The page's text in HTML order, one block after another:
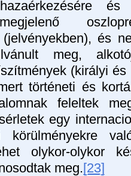
(jelvényekben), és
meg,
(királyi
történeti és
feleltek
egy
olykor-olykor
meg.[23]